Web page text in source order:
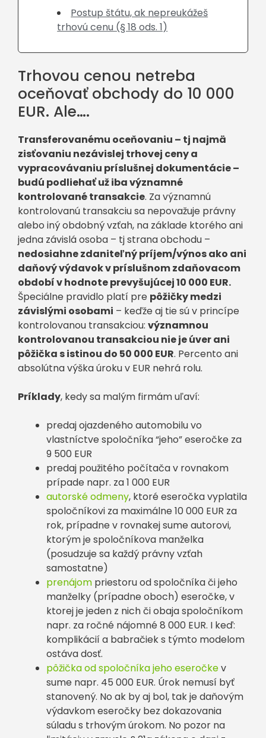
Postup štátu, ak nepreukážeš
trhovú cenu (§ 18 ods. 1)
Trhovou cenou netreba
oceňovať obchody do 10 000
EUR. Ale….
Transferovanému oceňovaniu – tj najmä
zisťovaniu nezávislej trhovej ceny a
vypracovávaniu príslušnej dokumentácie –
budú podliehať už iba významné
kontrolované transakcie. Za významnú
kontrolovanú transakciu sa nepovažuje právny
alebo iný obdobný vzťah, na základe ktorého ani
jedna závislá osoba – tj strana obchodu –
nedosiahne zdaniteľný príjem/výnos ako ani
daňový výdavok v príslušnom zdaňovacom
období v hodnote prevyšujúcej 10 000 EUR.
Špeciálne pravidlo platí pre pôžičky medzi
závislými osobami – keďže aj tie sú v princípe
kontrolovanou transakciou: významnou
kontrolovanou transakciou nie je úver ani
pôžička s istinou do 50 000 EUR. Percento ani
absolútna výška úroku v EUR nehrá rolu.
Príklady, kedy sa malým firmám uľaví:
predaj ojazdeného automobilu vo
vlastníctve spoločníka “jeho” eseročke za
9 500 EUR
predaj použitého počítača v rovnakom
prípade napr. za 1 000 EUR
autorské odmeny, ktoré eseročka vyplatila
spoločníkovi za maximálne 10 000 EUR za
rok, prípadne v rovnakej sume autorovi,
ktorým je spoločníkova manželka
(posudzuje sa každý právny vzťah
samostatne)
prenájom priestoru od spoločníka či jeho
manželky (prípadne oboch) eseročke, v
ktorej je jeden z nich či obaja spoločníkom
napr. za ročné nájomné 8 000 EUR. I keď:
komplikácií a babračiek s týmto modelom
ostáva dosť.
pôžička od spoločníka jeho eseročkev
sume napr. 45 000 EUR. Úrok nemusí byť
stanovený. No ak by aj bol, tak je daňovým
výdavkom eseročky bez dokazovania
súladu s trhovým úrokom. No pozor na